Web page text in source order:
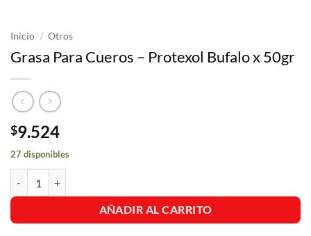
Inicio / Otros
Grasa Para Cueros – Protexol Bufalo x 50gr
$9.524
27 disponibles
AÑADIR AL CARRITO